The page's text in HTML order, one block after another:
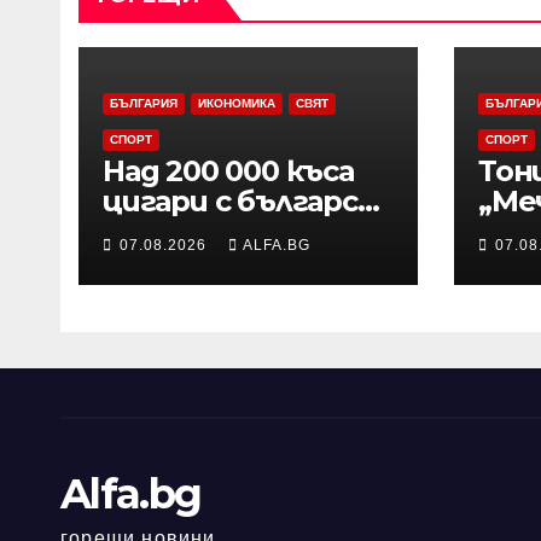
БЪЛГАРИЯ ИКОНОМИКА СВЯТ
СПОРТ
Над 200 000 къса
цигари с български
акцизен бандерол
са задържани при
проверка на
07.08.2026 ALFA.BG
СПОРТ
Alfa.bg